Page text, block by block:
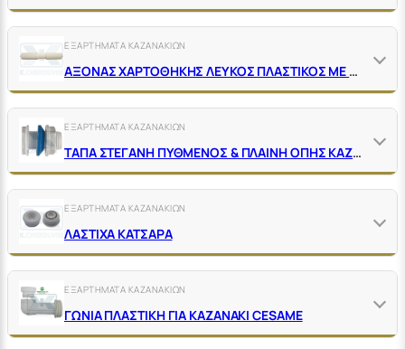
ΕΞΑΡΤΗΜΑΤΑ ΚΑΖΑΝΑΚΙΩΝ
ΑΞΟΝΑΣ ΧΑΡΤΟΘΗΚΗΣ ΛΕΥΚΟΣ ΠΛΑΣΤΙΚΟΣ ΜΕ ΕΛΑΤΗΡΙΟ ΙΝΟΧ
ΕΞΑΡΤΗΜΑΤΑ ΚΑΖΑΝΑΚΙΩΝ
ΤΑΠΑ ΣΤΕΓΑΝΗ ΠΥΘΜΕΝΟΣ & ΠΛΑΙΝΗ ΟΠΗΣ ΚΑΖΑΝΑΚΙΩΝ 1/2" ΠΛΑΣΤΙΚΗΣ
ΕΞΑΡΤΗΜΑΤΑ ΚΑΖΑΝΑΚΙΩΝ
ΛΑΣΤΙΧΑ ΚΑΤΣΑΡΑ
ΕΞΑΡΤΗΜΑΤΑ ΚΑΖΑΝΑΚΙΩΝ
ΓΩΝΙΑ ΠΛΑΣΤΙΚΗ ΓΙΑ ΚΑΖΑΝΑΚΙ CESAME